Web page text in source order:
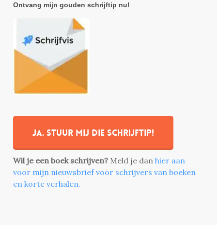
Ontvang mijn gouden schrijftip nu!
Ja. stuur mij die schrijftip!
Wil je een boek schrijven? Meld je dan hier aan
voor mijn nieuwsbrief voor schrijvers van boeken
en korte verhalen.